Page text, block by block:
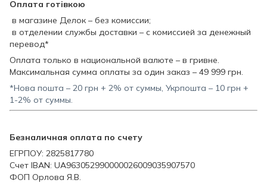
Оплата готівкою
в магазине Делок – без комиссии;
в отделении службы доставки – с комиссией за денежный
перевод*
Оплата только в национальной валюте – в гривне.
Максимальная сумма оплаты за один заказ – 49 999 грн.
*Нова пошта – 20 грн + 2% от суммы, Укрпошта – 10 грн +
1-2% от суммы.
Безналичная оплата по счету
ЕГРПОУ: 2825817780
Счет IBAN: UA963052990000026009035907570
ФОП Орлова Я.В.